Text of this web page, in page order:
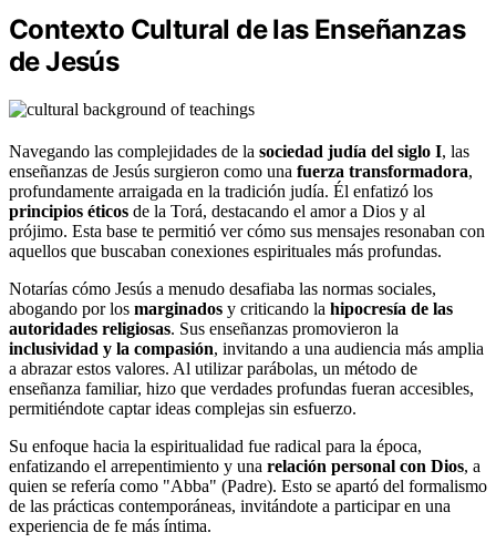
Contexto Cultural de las Enseñanzas
de Jesús
Navegando las complejidades de la sociedad judía del siglo I, las
enseñanzas de Jesús surgieron como una fuerza transformadora,
profundamente arraigada en la tradición judía. Él enfatizó los
principios éticos de la Torá, destacando el amor a Dios y al
prójimo. Esta base te permitió ver cómo sus mensajes resonaban con
aquellos que buscaban conexiones espirituales más profundas.
Notarías cómo Jesús a menudo desafiaba las normas sociales,
abogando por los marginados y criticando la hipocresía de las
autoridades religiosas. Sus enseñanzas promovieron la
inclusividad y la compasión, invitando a una audiencia más amplia
a abrazar estos valores. Al utilizar parábolas, un método de
enseñanza familiar, hizo que verdades profundas fueran accesibles,
permitiéndote captar ideas complejas sin esfuerzo.
Su enfoque hacia la espiritualidad fue radical para la época,
enfatizando el arrepentimiento y una relación personal con Dios, a
quien se refería como "Abba" (Padre). Esto se apartó del formalismo
de las prácticas contemporáneas, invitándote a participar en una
experiencia de fe más íntima.